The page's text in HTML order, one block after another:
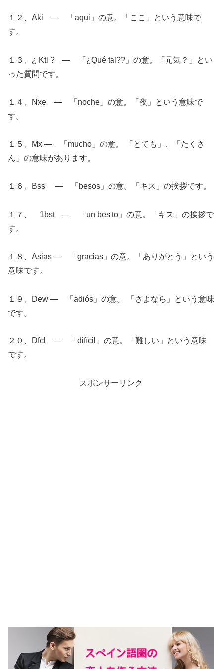
１２、Aki ― 「aqui」の意。「ここ」という意味で
す。
１３、¿ Ktl ? ― 「¿Qué tal??」の意。「元気？」とい
った質問です。
１４、Nxe ― 「noche」の意。「夜」という意味で
す。
１５、Mx ― 「mucho」の意。 「とても」、「たくさ
ん」の意味があります。
１６、Bss ― 「besos」の意。「キス」の挨拶です。
１７、 1bst ― 「un besito」の意。「キス」の挨拶で
す。
１８、Asias ― 「gracias」の意。「ありがとう」という
意味です。
１９、Dew ― 「adiós」の意。 「さよなら」という意味
です。
２０、Dfcl ― 「difícil」の意。「難しい」という意味
です。
スポンサーリンク